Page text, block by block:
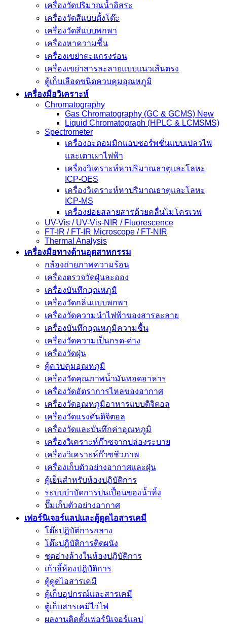
เครื่องวัดปริมาณน้ำอิสระ
เครื่องวัดสีแบบตั้งโต๊ะ
เครื่องวัดสีแบบพกพา
เครื่องหาความชื้น
เครื่องเขย่าตะแกรงร่อน
เครื่องเขย่าสารละลายแบบแนวเส้นตรง
ตู้เก็บเลือดชนิดควบคุมอุณหภูมิ
เครื่องมือวิเคราะห์
Chromatography
Gas Chromatography (GC & GCMS) New
Liquid Chromatograph (HPLC & LCMSMS)
Spectrometer
เครื่องอะตอมมิกแอบซอร์พชั่นแบบเปลวไฟ
และเตาเผาไฟฟ้า
เครื่องวิเคราะห์หาปริมาณธาตุและโลหะ
ICP-OES
เครื่องวิเคราะห์หาปริมาณธาตุและโลหะ
ICP-MS
เครื่องย่อยสลายสารด้วยคลื่นไมโครเวฟ
UV-Vis / UV-Vis-NIR / Fluorescence
FT-IR / FT-IR Microscope / FT-NIR
Thermal Analysis
เครื่องมือทางด้านอุตสาหกรรม
กล้องถ่ายภาพความร้อน
เครื่องตรวจวัดฝุ่นละออง
เครื่องบันทึกอุณหภูมิ
เครื่องวัดกลิ่นแบบพกพา
เครื่องวัดความนําไฟฟ้าของสารละลาย
เครื่องบันทึกอุณหภูมิความชื้น
เครื่องวัดความเป็นกรด-ด่าง
เครื่องวัดฝุ่น
ตู้ควบคุมอุณหภูมิ
เครื่องวัดคุณภาพน้ำมันทอดอาหาร
เครื่องวัดอัตราการไหลของอากาศ
เครื่องวัดอุณหภูมิอาหารแบบดิจิตอล
เครื่องวัดแรงดันดิจิตอล
เครื่องวัดและบันทึกค่าอุณหภูมิ
เครื่องวิเคราะห์ก๊าซจากปล่องระบาย
เครื่องวิเคราะห์ก๊าซชีวภาพ
เครื่องเก็บตัวอย่างอากาศเเละฝุ่น
ตู้เย็นสำหรับห้องปฏิบัติการ
ระบบบำบัดการปนเปื้อนของน้ำทิ้ง
ปั๊มเก็บตัวอย่างอากาศ
เฟอร์นิเจอร์แลปและตู้ดูดไอสารเคมี
โต๊ะปฎิบัติการกลาง
โต๊ะปฎิบัติการติดผนัง
ชุดอ่างล้างในห้องปฎิบัติการ
เก้าอี้ห้องปฎิบัติการ
ตู้ดูดไอสารเคมี
ตู้เก็บอุปกรณ์เเละสารเคมี
ตู้เก็บสารเคมีไวไฟ
ผลงานติดตั้งเฟอร์นิเจอร์เเลป